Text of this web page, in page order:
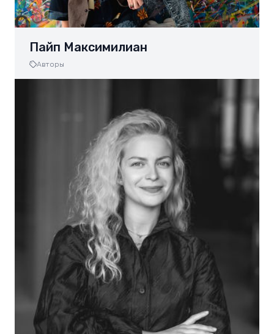
Пайп Максимилиан
Авторы